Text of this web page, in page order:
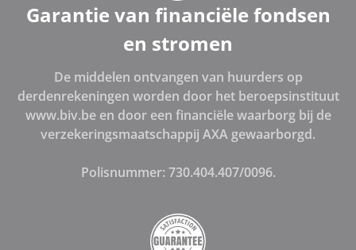
Garantie van financiële fondsen
en stromen
De middelen ontvangen van huurders op
derdenrekeningen worden door het beroepsinstituut
www.biv.be en door een financiële waarborg bij de
verzekeringsmaatschappij AXA gewaarborgd.
Polisnummer: 730.404.407/0096.